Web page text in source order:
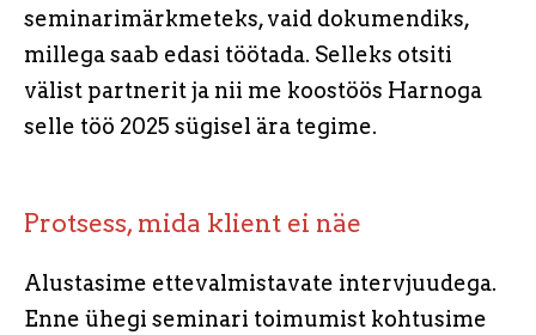
seminarimärkmeteks, vaid dokumendiks,
millega saab edasi töötada. Selleks otsiti
välist partnerit ja nii me koostöös Harnoga
selle töö 2025 sügisel ära tegime.
Protsess, mida klient ei näe
Alustasime ettevalmistavate intervjuudega.
Enne ühegi seminari toimumist kohtusime